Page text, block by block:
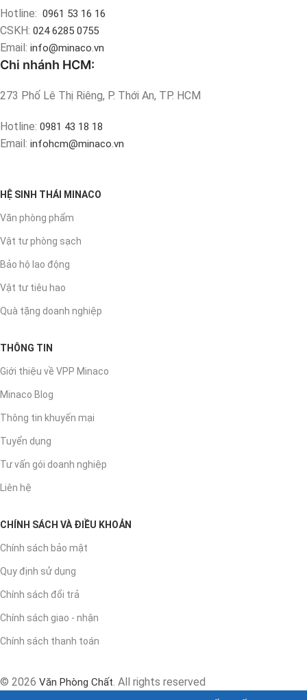
Hotline: 0961 53 16 16
CSKH: 024 6285 0755
Email: info@minaco.vn
Chi nhánh HCM:
273 Phố Lê Thị Riêng, P. Thới An, TP. HCM
Hotline: 0981 43 18 18
Email: infohcm@minaco.vn
HỆ SINH THÁI MINACO
Văn phòng phẩm
Vật tư phòng sạch
Bảo hộ lao động
Vật tư tiêu hao
Quà tặng doanh nghiệp
THÔNG TIN
Giới thiệu về VPP Minaco
Minaco Blog
Thông tin khuyến mại
Tuyển dụng
Tư vấn gói doanh nghiệp
Liên hệ
CHÍNH SÁCH VÀ ĐIỀU KHOẢN
Chính sách bảo mật
Quy định sử dụng
Chính sách đổi trả
Chính sách giao - nhận
Chính sách thanh toán
© 2026 Văn Phòng Chất. All rights reserved